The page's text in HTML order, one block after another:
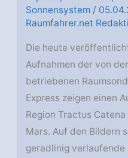
Sonnensystem /
Raumfahrer.net
Die heute
Aufnahmen der von
betriebenen
Express zeigen einen
Region Tractus
Mars. Auf den Bildern
geradlinig verlaufende